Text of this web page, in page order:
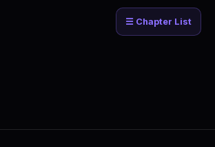
☰ Chapter List